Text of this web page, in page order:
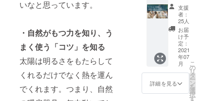
いなと思っています。
・自然がもつ力を知り、う
まく使う「コツ」を知る
太陽は明るさをもたらして
くれるだけでなく熱を運ん
でくれます。つまり、自然
Happiness
パッシブデ
ザインプラ
スという会
社はそんな
思いから立
ち上げまし
援お願
いしま
す！ -
ホーム
ペー
ジ：
https://
plus.jp -
インス
タグラ
追加購
入頂け
る特別
なリ
ターン
です。
＊＊ ご
家族以
外のお
友達を1
組、
プ参加
券（会
版）】
会場で
ワーク
ショッ
プを体
験でき
るチ
ケット
です！
支援
者：
25人
お届
け予
定：
2021
年07
月
詳細を見る
こ
の
リ
タ
ー
ン
を
選
択
す